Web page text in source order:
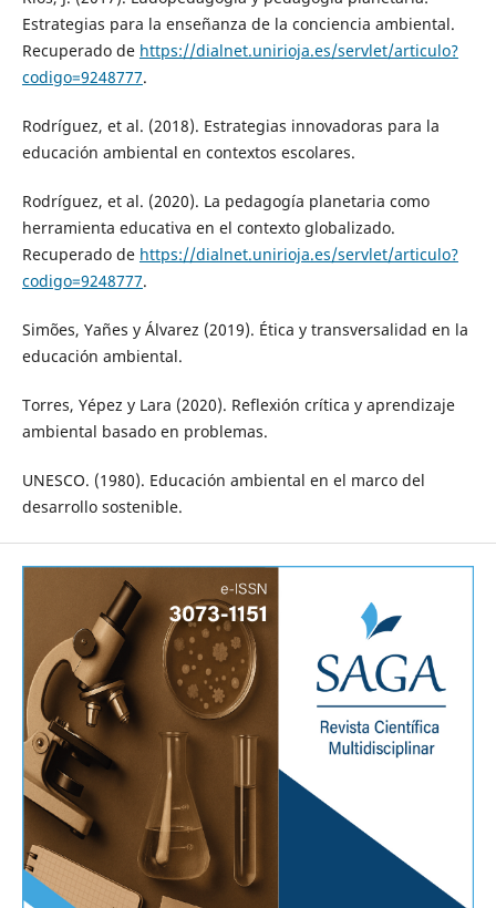
Estrategias para la enseñanza de la conciencia ambiental.
Recuperado de https://dialnet.unirioja.es/servlet/articulo?
codigo=9248777.
Rodríguez, et al. (2018). Estrategias innovadoras para la
educación ambiental en contextos escolares.
Rodríguez, et al. (2020). La pedagogía planetaria como
herramienta educativa en el contexto globalizado.
Recuperado de https://dialnet.unirioja.es/servlet/articulo?
codigo=9248777.
Simões, Yañes y Álvarez (2019). Ética y transversalidad en la
educación ambiental.
Torres, Yépez y Lara (2020). Reflexión crítica y aprendizaje
ambiental basado en problemas.
UNESCO. (1980). Educación ambiental en el marco del
desarrollo sostenible.